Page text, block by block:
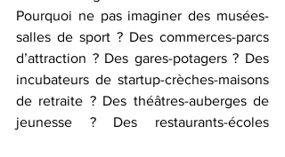
Pourquoi ne pas imaginer des musées-
salles de sport ? Des commerces-parcs
d’attraction ? Des gares-potagers ? Des
incubateurs de startup-crèches-maisons
de retraite ? Des théâtres-auberges de
jeunesse ? Des restaurants-écoles